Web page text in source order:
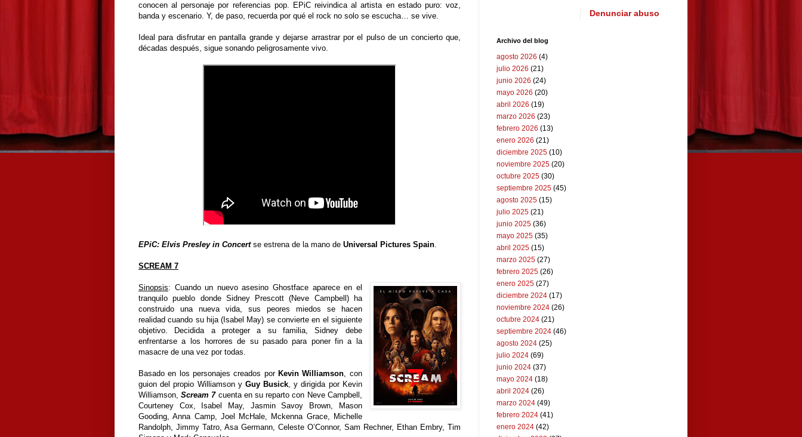
conocen al personaje por referencias pop. EPiC reivindica al artista en estado puro: voz,
banda y escenario. Y, de paso, recuerda por qué el rock no solo se escucha… se vive.
Ideal para disfrutar en pantalla grande y dejarse arrastrar por el pulso de un concierto que,
décadas después, sigue sonando peligrosamente vivo.
EPiC: Elvis Presley in Concertse estrena de la mano de Universal Pictures Spain.
SCREAM 7
Sinopsis: Cuando un nuevo asesino Ghostface aparece en el
tranquilo pueblo donde Sidney Prescott (Neve Campbell) ha
construido una nueva vida, sus peores miedos se hacen
realidad cuando su hija (Isabel May) se convierte en el siguiente
objetivo. Decidida a proteger a su familia, Sidney debe
enfrentarse a los horrores de su pasado para poner fin a la
masacre de una vez por todas.
Basado en los personajes creados por Kevin Williamson, con
guion del propio Williamson y Guy Busick, y dirigida por Kevin
Williamson,Scream 7cuenta en su reparto con Neve Campbell,
Courteney Cox, Isabel May, Jasmin Savoy Brown, Mason
Gooding, Anna Camp, Joel McHale, Mckenna Grace, Michelle
Randolph, Jimmy Tatro, Asa Germann, Celeste O’Connor, Sam Rechner, Ethan Embry, Tim
Denunciar abuso
Archivo del blog
agosto 2026 (4)
julio 2026 (21)
junio 2026 (24)
mayo 2026 (20)
abril 2026 (19)
marzo 2026 (23)
febrero 2026 (13)
enero 2026 (21)
diciembre 2025 (10)
noviembre 2025 (20)
octubre 2025 (30)
septiembre 2025 (45)
agosto 2025 (15)
julio 2025 (21)
junio 2025 (36)
mayo 2025 (35)
abril 2025 (15)
marzo 2025 (27)
febrero 2025 (26)
enero 2025 (27)
diciembre 2024 (17)
noviembre 2024 (26)
octubre 2024 (21)
septiembre 2024 (46)
agosto 2024 (25)
julio 2024 (69)
junio 2024 (37)
mayo 2024 (18)
abril 2024 (26)
marzo 2024 (49)
febrero 2024 (41)
enero 2024 (42)